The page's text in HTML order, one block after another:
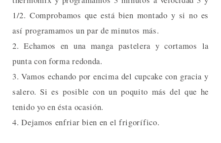
1/2. Comprobamos que está bien montado y si no es
así programamos un par de minutos más.
2. Echamos en una manga pastelera y cortamos la
punta con forma redonda.
3. Vamos echando por encima del cupcake con gracia y
salero. Si es posible con un poquito más del que he
tenido yo en ésta ocasión.
4. Dejamos enfriar bien en el frigorífico.